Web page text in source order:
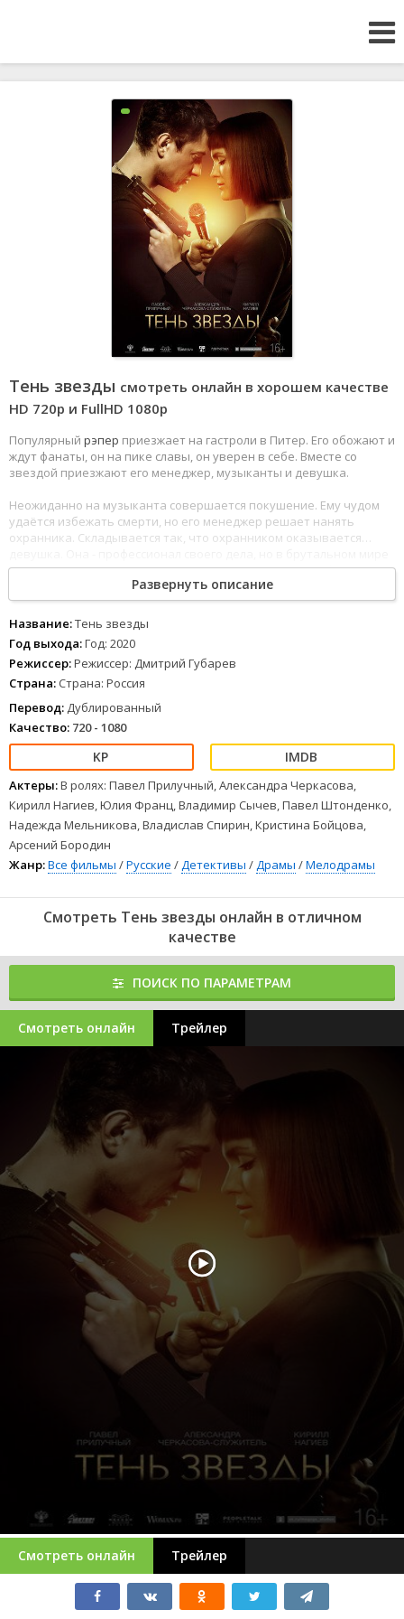
Тень звезды смотреть онлайн в хорошем качестве
HD 720p и FullHD 1080р
Популярный рэпер приезжает на гастроли в Питер. Его обожают и
ждут фанаты, он на пике славы, он уверен в себе. Вместе со
звездой приезжают его менеджер, музыканты и девушка.
Неожиданно на музыканта совершается покушение. Ему чудом
удаётся избежать смерти, но его менеджер решает нанять
охранника. Складывается так, что охранником оказывается…
рэпа женщине приходится сложно. Телохранитель разбирается в
запутанных отношениях звезды и понимает, что каждый из
окружения рэпера мог бы желать его смерти. В решающий
момент «бодигард»спасает
слишком много, и музыканту приходит время спасать своего
телохранителя. Тень звезды (Год: 2020) в хорошем качестве 720 и
1080p можно смотреть онлайн с отличным дублированным
переводом.
Развернуть описание
Название:Тень звезды
Год выхода:Год: 2020
Режиссер:Режиссер: Дмитрий Губарев
Страна: Страна: Россия
Перевод: Дублированный
Качество: 720 - 1080
Актеры:В ролях: Павел Прилучный, Александра Черкасова,
Кирилл Нагиев, Юлия Франц, Владимир Сычев, Павел Штонденко,
Надежда Мельникова, Владислав Спирин, Кристина Бойцова,
Арсений Бородин
Жанр:Все фильмы /Русские /Детективы /Драмы /Мелодрамы
Смотреть Тень звезды онлайн в отличном
качестве
ПОИСК ПО ПАРАМЕТРАМ
Смотреть онлайн Трейлер
Смотреть онлайн Трейлер